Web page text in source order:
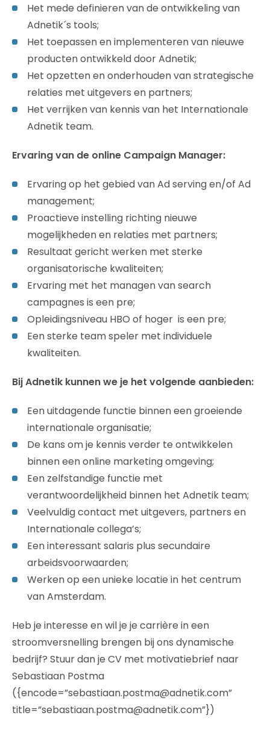
Het mede definieren van de ontwikkeling van
Adnetik´s tools;
Het toepassen en implementeren van nieuwe
producten ontwikkeld door Adnetik;
Het opzetten en onderhouden van strategische
relaties met uitgevers en partners;
Het verrijken van kennis van het Internationale
Adnetik team.
Ervaring van de online Campaign Manager:
Ervaring op het gebied van Ad serving en/of Ad
management;
Proactieve instelling richting nieuwe
mogelijkheden en relaties met partners;
Resultaat gericht werken met sterke
organisatorische kwaliteiten;
Ervaring met het managen van search
campagnes is een pre;
Opleidingsniveau HBO of hoger is een pre;
Een sterke team speler met individuele
kwaliteiten.
Bij Adnetik kunnen we je het volgende aanbieden:
Een uitdagende functie binnen een groeiende
internationale organisatie;
De kans om je kennis verder te ontwikkelen
binnen een online marketing omgeving;
Een zelfstandige functie met
verantwoordelijkheid binnen het Adnetik team;
Veelvuldig contact met uitgevers, partners en
Internationale collega’s;
Een interessant salaris plus secundaire
arbeidsvoorwaarden;
Werken op een unieke locatie in het centrum
van Amsterdam.
Heb je interesse en wil je je carrière in een
stroomversnelling brengen bij ons dynamische
bedrijf? Stuur dan je CV met motivatiebrief naar
Sebastiaan Postma
({encode=”sebastiaan.postma@adnetik.com”
title=”sebastiaan.postma@adnetik.com”})